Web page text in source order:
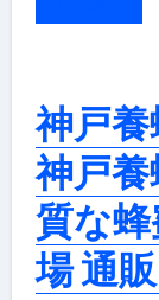
神戸
神戸
質な
場 通